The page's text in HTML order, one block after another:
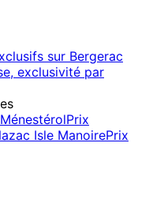
sur Bergerac
exclusivité par
Prix
Isle ManoirePrix